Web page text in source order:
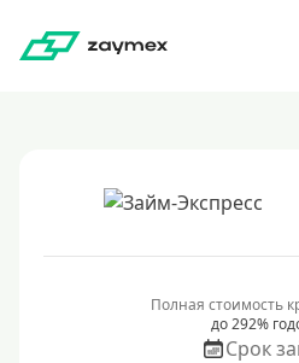
Полная стоимость
до 292%
Срок